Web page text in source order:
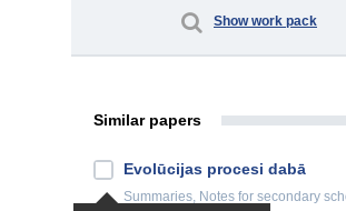
Show work pack
Similar papers
Evolūcijas procesi dabā
Summaries, Notes for secondary